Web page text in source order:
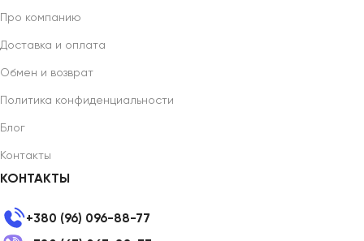
Про компанию
Доставка и оплата
Обмен и возврат
Политика конфиденциальности
Блог
Контакты
КОНТАКТЫ
+380 (96) 096-88-77